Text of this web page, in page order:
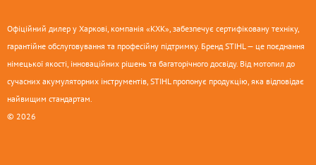
Офіційний дилер у Харкові, компанія «КХК», забезпечує сертифіковану техніку,
гарантійне обслуговування та професійну підтримку. Бренд STIHL — це поєднання
німецької якості, інноваційних рішень та багаторічного досвіду. Від мотопил до
сучасних акумуляторних інструментів, STIHL пропонує продукцію, яка відповідає
найвищим стандартам.
© 2026